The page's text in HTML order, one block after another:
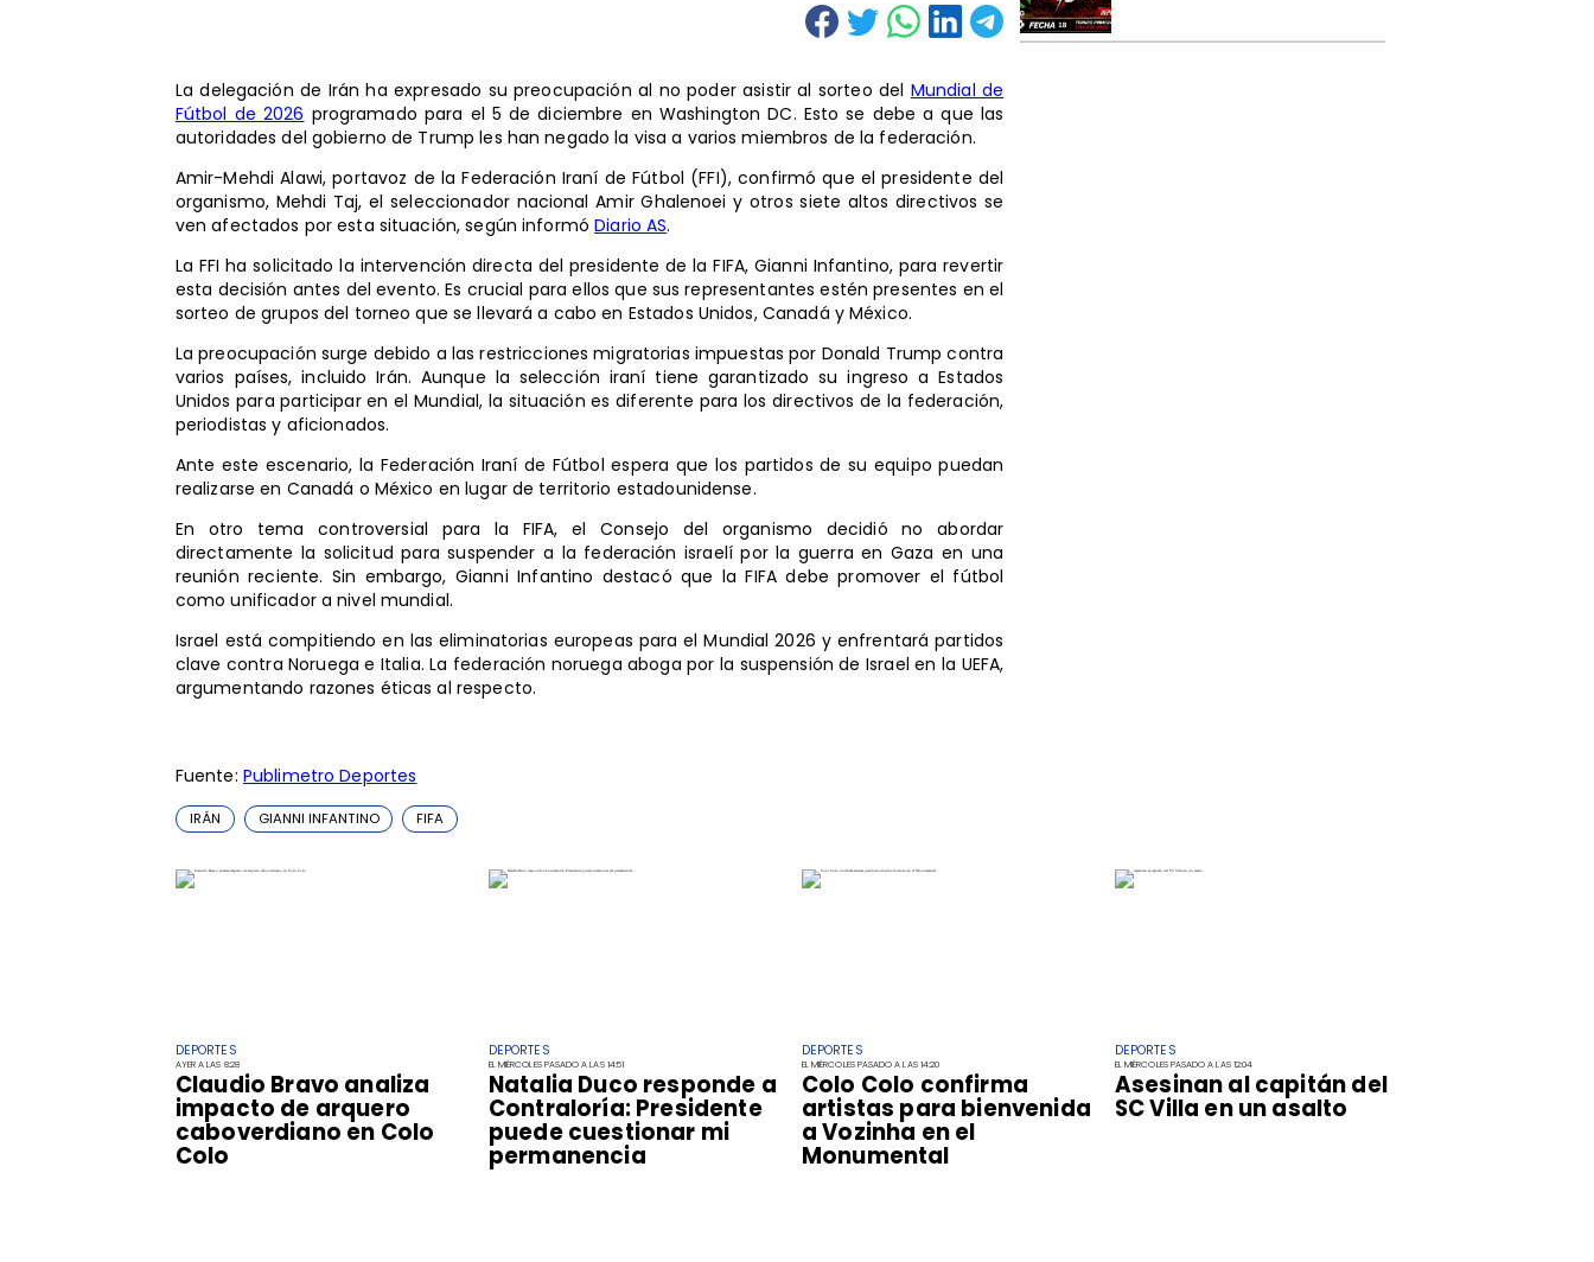
DEPORTES
AYER A LAS 8:28
Claudio Bravo analiza
impacto de arquero
caboverdiano en Colo
Colo
DEPORTES
EL MIÉRCOLES PASADO A LAS 14:51
Natalia Duco responde a
Contraloría: Presidente
puede cuestionar mi
permanencia
DEPORTES
EL MIÉRCOLES PASADO A LAS 14:20
Colo Colo confirma
artistas para bienvenida
a Vozinha en el
Monumental
DEPORTES
EL MIÉRCOLES PASADO A LAS 12:04
Asesinan al capitán del
SC Villa en un asalto
La delegación de Irán ha expresado su preocupación al no poder asistir al sorteo del Mundial de
Fútbol de 2026 programado para el 5 de diciembre en Washington DC. Esto se debe a que las
autoridades del gobierno de Trump les han negado la visa a varios miembros de la federación.
Amir-Mehdi Alawi, portavoz de la Federación Iraní de Fútbol (FFI), confirmó que el presidente del
organismo, Mehdi Taj, el seleccionador nacional Amir Ghalenoei y otros siete altos directivos se
ven afectados por esta situación, según informóDiario AS.
La FFI ha solicitado la intervención directa del presidente de la FIFA, Gianni Infantino, para revertir
esta decisión antes del evento. Es crucial para ellos que sus representantes estén presentes en el
sorteo de grupos del torneo que se llevará a cabo en Estados Unidos, Canadá y México.
La preocupación surge debido a las restricciones migratorias impuestas por Donald Trump contra
varios países, incluido Irán. Aunque la selección iraní tiene garantizado su ingreso a Estados
Unidos para participar en el Mundial, la situación es diferente para los directivos de la federación,
periodistas y aficionados.
Ante este escenario, la Federación Iraní de Fútbol espera que los partidos de su equipo puedan
realizarse en Canadá o México en lugar de territorio estadounidense.
En otro tema controversial para la FIFA, el Consejo del organismo decidió no abordar
directamente la solicitud para suspender a la federación israelí por la guerra en Gaza en una
reunión reciente. Sin embargo, Gianni Infantino destacó que la FIFA debe promover el fútbol
como unificador a nivel mundial.
Israel está compitiendo en las eliminatorias europeas para el Mundial 2026 y enfrentará partidos
clave contra Noruega e Italia. La federación noruega aboga por la suspensión de Israel en la UEFA,
argumentando razones éticas al respecto.
Fuente: Publimetro Deportes
IRÁN GIANNI INFANTINO FIFA